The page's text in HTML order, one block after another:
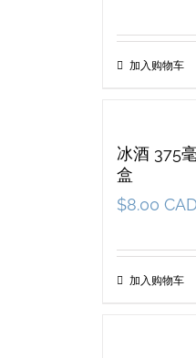
加入购物车
冰酒 375
盒
$8.00 CAD
加入购物车